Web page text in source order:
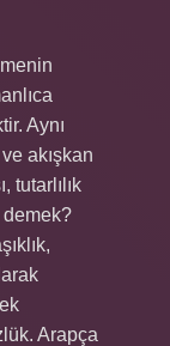
Aynı
akışkan
tutarlılık
demek?
Arapça